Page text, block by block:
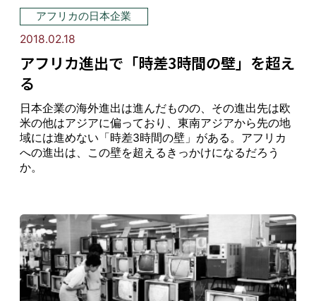
アフリカの日本企業
2018.02.18
アフリカ進出で「時差3時間の壁」を超え
る
日本企業の海外進出は進んだものの、その進出先は欧
米の他はアジアに偏っており、東南アジアから先の地
域には進めない「時差3時間の壁」がある。アフリカ
への進出は、この壁を超えるきっかけになるだろう
か。